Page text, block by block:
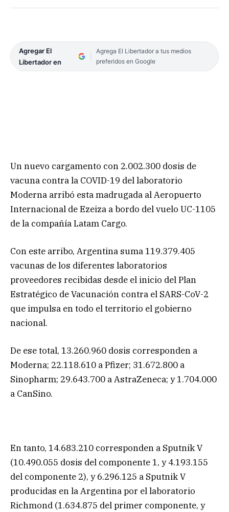
Agregar El
Libertador en
Agrega El Libertador a tus medios
preferidos en Google
Un nuevo cargamento con 2.002.300 dosis de
vacuna contra la COVID-19 del laboratorio
Moderna arribó esta madrugada al Aeropuerto
Internacional de Ezeiza a bordo del vuelo UC-1105
de la compañía Latam Cargo.
Con este arribo, Argentina suma 119.379.405
vacunas de los diferentes laboratorios
proveedores recibidas desde el inicio del Plan
Estratégico de Vacunación contra el SARS-CoV-2
que impulsa en todo el territorio el gobierno
nacional.
De ese total, 13.260.960 dosis corresponden a
Moderna; 22.118.610 a Pfizer; 31.672.800 a
Sinopharm; 29.643.700 a AstraZeneca; y 1.704.000
a CanSino.
En tanto, 14.683.210 corresponden a Sputnik V
(10.490.055 dosis del componente 1, y 4.193.155
del componente 2), y 6.296.125 a Sputnik V
producidas en la Argentina por el laboratorio
Richmond (1.634.875 del primer componente, y